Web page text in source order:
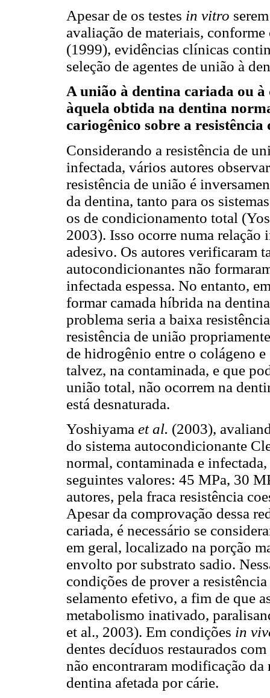
Apesar de os testes in vitro
avaliação de materiais,
(1999), evidências clínicas
seleção de agentes de união à
A união à dentina cariada ou
àquela obtida na dentina
cariogênico sobre a resistência
Considerando a resistência de
infectada, vários autores
resistência de união é
da dentina, tanto para os
os de condicionamento total
2003). Isso ocorre numa relação
adesivo. Os autores verificaram
autocondicionantes não
infectada espessa. No entanto,
formar camada híbrida na
problema seria a baixa
resistência de união
de hidrogênio entre o colágeno
talvez, na contaminada, e que
união total, não ocorrem na
está desnaturada.
Yoshiyama et al. (2003),
do sistema autocondicionante
normal, contaminada e
seguintes valores: 45 MPa, 30
autores, pela fraca resistência
Apesar da comprovação dessa
cariada, é necessário se
em geral, localizado na porção
envolto por substrato sadio.
condições de prover a
selamento efetivo, a fim de que
metabolismo inativado,
et al., 2003). Em condições in
dentes decíduos restaurados
não encontraram modificação
dentina afetada por cárie.